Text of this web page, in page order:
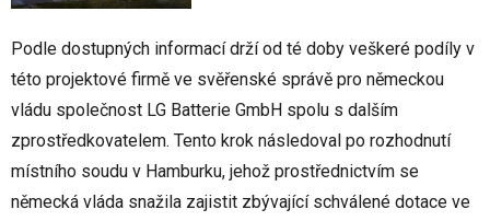
Podle dostupných informací drží od té doby veškeré podíly v
této projektové firmě ve svěřenské správě pro německou
vládu společnost LG Batterie GmbH spolu s dalším
zprostředkovatelem. Tento krok následoval po rozhodnutí
místního soudu v Hamburku, jehož prostřednictvím se
německá vláda snažila zajistit zbývající schválené dotace ve